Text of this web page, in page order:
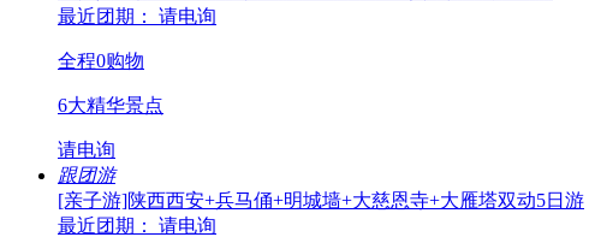
最近团期： 请电询
全程0购物
6大精华景点
请电询
跟团游
[亲子游]陕西西安+兵马俑+明城墙+大慈恩寺+大雁塔双动5日游
最近团期： 请电询